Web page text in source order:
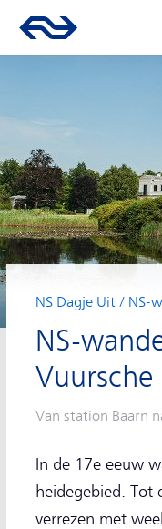
Ga naar de homepage
NS Dagje Uit NS-
NS-
Vuursche
Van station Baarn
In de 17e eeuw
heidegebied. Tot
verrezen met